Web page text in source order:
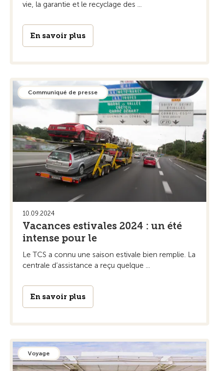
vie, la garantie et le recyclage des ...
En savoir plus
Communiqué de presse
10.09.2024
Vacances estivales 2024 : un été
intense pour le
Le TCS a connu une saison estivale bien remplie. La
centrale d’assistance a reçu quelque ...
En savoir plus
Voyage